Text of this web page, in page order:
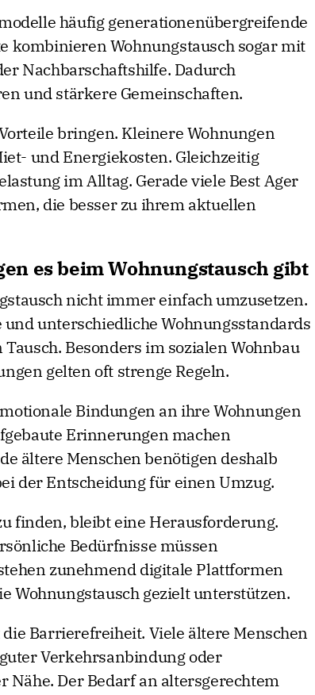
häufig generationenübergreifende
kombinieren Wohnungstausch sogar mit
Nachbarschaftshilfe. Dadurch
und stärkere Gemeinschaften.
bringen. Kleinere Wohnungen
und Energiekosten. Gleichzeitig
im Alltag. Gerade viele Best Ager
die besser zu ihrem aktuellen
es beim Wohnungstausch gibt
nicht immer einfach umzusetzen.
unterschiedliche Wohnungsstandards
Besonders im sozialen Wohnbau
gelten oft strenge Regeln.
Bindungen an ihre Wohnungen
Erinnerungen machen
ältere Menschen benötigen deshalb
der Entscheidung für einen Umzug.
finden, bleibt eine Herausforderung.
Bedürfnisse müssen
zunehmend digitale Plattformen
Wohnungstausch gezielt unterstützen.
Barrierefreiheit. Viele ältere Menschen
Verkehrsanbindung oder
Nähe. Der Bedarf an altersgerechtem